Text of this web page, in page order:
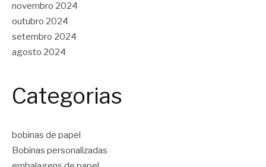
novembro 2024
outubro 2024
setembro 2024
agosto 2024
Categorias
bobinas de papel
Bobinas personalizadas